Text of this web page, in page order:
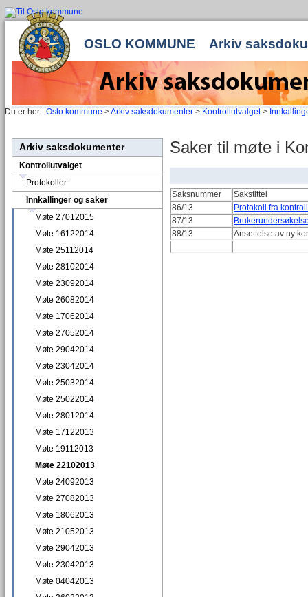
OSLO KOMMUNE Arkiv
Du er her: Oslo kommune >Arkiv saksdokumenter > Kontrollutvalget>
Arkiv saksdokumenter
Kontrollutvalget
Protokoller
Innkallinger og saker
Møte 27012015
Møte 16122014
Møte 25112014
Møte 28102014
Møte 23092014
Møte 26082014
Møte 17062014
Møte 27052014
Møte 29042014
Møte 23042014
Møte 25032014
Møte 25022014
Møte 28012014
Møte 17122013
Møte 19112013
Møte 22102013
Møte 24092013
Møte 27082013
Møte 18062013
Møte 21052013
Møte 29042013
Møte 23042013
Møte 04042013
Saker til møte i
Saksnummer
Sakstittel
86/13
Protokoll fra
87/13
88/13
Ansettelse av ny